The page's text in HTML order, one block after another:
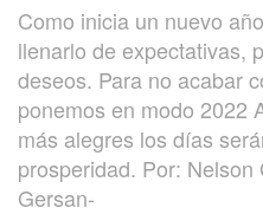
Como inicia un nuevo
llenarlo de expectativas,
deseos. Para no acabar
ponemos en modo 2022
más alegres los días
prosperidad. Por:
Gersan-